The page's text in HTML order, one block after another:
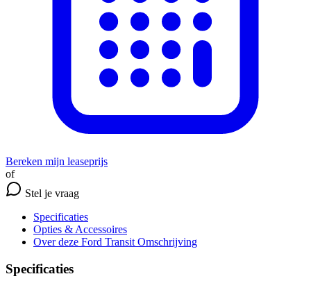
Bereken mijn leaseprijs
of
Stel je vraag
Specificaties
Opties & Accessoires
Over deze Ford Transit Omschrijving
Specificaties